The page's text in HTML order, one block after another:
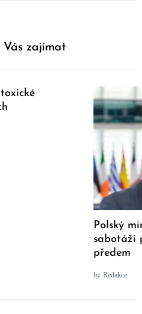
Vás zajímat
Polský
sabotáži
předem
by Redakce